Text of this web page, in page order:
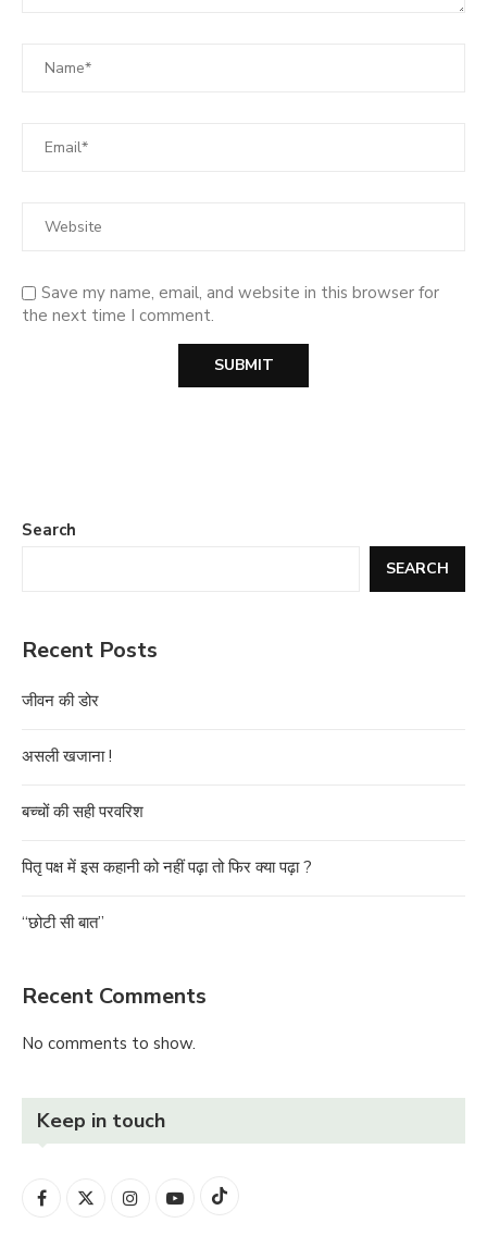
Save my name, email, and website in this browser for
the next time I comment.
Search
SEARCH
Recent Posts
जीवन की डोर
असली खजाना !
बच्चों की सही परवरिश
पितृ पक्ष में इस कहानी को नहीं पढ़ा तो फिर क्या पढ़ा ?
“छोटी सी बात”
Recent Comments
No comments to show.
Keep in touch